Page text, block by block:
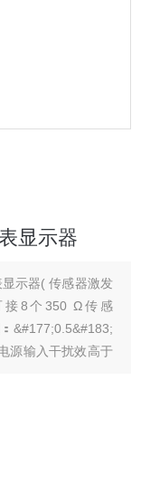
显示器
显示器( 传感器激发
接8个350 Ω传感
、电源输入干扰效高于
、简易计数、重